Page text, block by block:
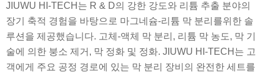
JIUWU HI-TECH는 R & D의 강한 강도와 리튬 추출 분야의
장기 축적 경험을 바탕으로 마그네슘-리튬 막 분리를위한 솔
루션을 제공했습니다. 고체-액체 막 분리, 리튬 막 농도, 막 기
술에 의한 붕소 제거, 막 정화 및 정화. JIUWU HI-TECH는 고
객에게 주요 공정 경로에 있는 막 분리 장비의 완전한 세트를